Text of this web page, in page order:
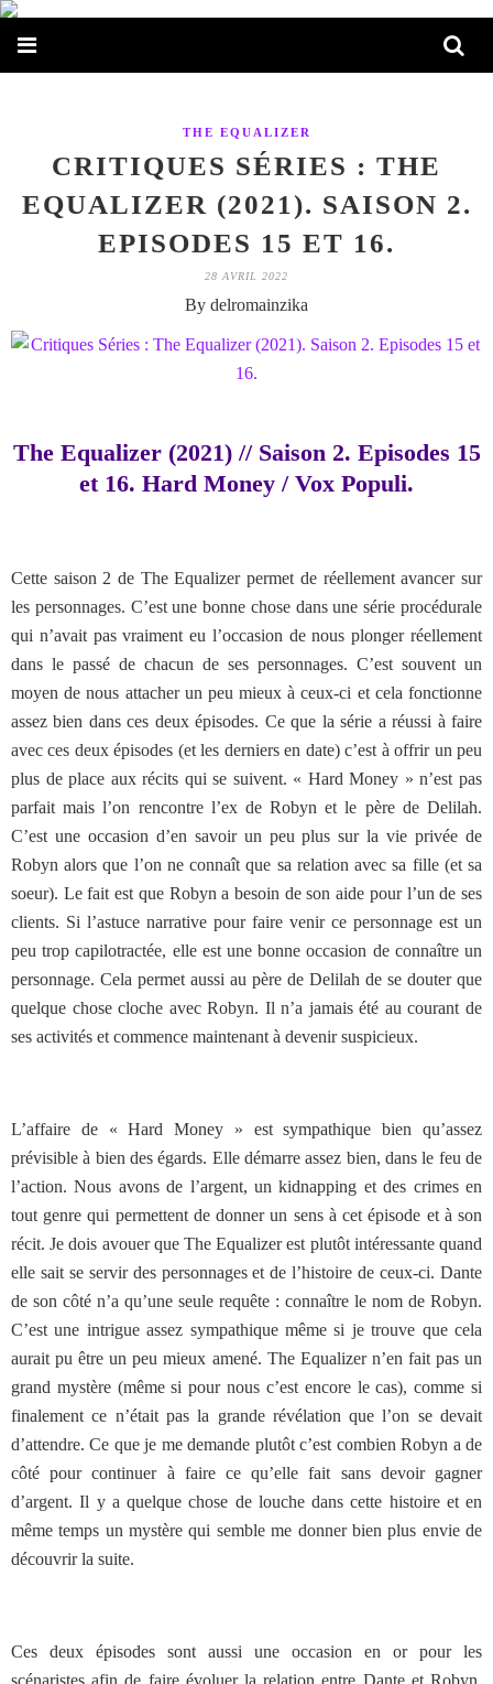
THE EQUALIZER
CRITIQUES SÉRIES : THE
EQUALIZER (2021). SAISON 2.
EPISODES 15 ET 16.
28 AVRIL 2022
By delromainzika
The Equalizer (2021) // Saison 2. Episodes 15
et 16. Hard Money / Vox Populi.
Cette saison 2 de The Equalizer permet de réellement avancer sur
les personnages. C’est une bonne chose dans une série procédurale
qui n’avait pas vraiment eu l’occasion de nous plonger réellement
dans le passé de chacun de ses personnages. C’est souvent un
moyen de nous attacher un peu mieux à ceux-ci et cela fonctionne
assez bien dans ces deux épisodes. Ce que la série a réussi à faire
avec ces deux épisodes (et les derniers en date) c’est à offrir un peu
plus de place aux récits qui se suivent. « Hard Money » n’est pas
parfait mais l’on rencontre l’ex de Robyn et le père de Delilah.
C’est une occasion d’en savoir un peu plus sur la vie privée de
Robyn alors que l’on ne connaît que sa relation avec sa fille (et sa
soeur). Le fait est que Robyn a besoin de son aide pour l’un de ses
clients. Si l’astuce narrative pour faire venir ce personnage est un
peu trop capilotractée, elle est une bonne occasion de connaître un
personnage. Cela permet aussi au père de Delilah de se douter que
quelque chose cloche avec Robyn. Il n’a jamais été au courant de
ses activités et commence maintenant à devenir suspicieux.
L’affaire de « Hard Money » est sympathique bien qu’assez
prévisible à bien des égards. Elle démarre assez bien, dans le feu de
l’action. Nous avons de l’argent, un kidnapping et des crimes en
tout genre qui permettent de donner un sens à cet épisode et à son
récit. Je dois avouer que The Equalizer est plutôt intéressante quand
elle sait se servir des personnages et de l’histoire de ceux-ci. Dante
de son côté n’a qu’une seule requête : connaître le nom de Robyn.
C’est une intrigue assez sympathique même si je trouve que cela
aurait pu être un peu mieux amené. The Equalizer n’en fait pas un
grand mystère (même si pour nous c’est encore le cas), comme si
finalement ce n’était pas la grande révélation que l’on se devait
d’attendre. Ce que je me demande plutôt c’est combien Robyn a de
côté pour continuer à faire ce qu’elle fait sans devoir gagner
d’argent. Il y a quelque chose de louche dans cette histoire et en
même temps un mystère qui semble me donner bien plus envie de
découvrir la suite.
Ces deux épisodes sont aussi une occasion en or pour les
scénaristes afin de faire évoluer la relation entre Dante et Robyn.